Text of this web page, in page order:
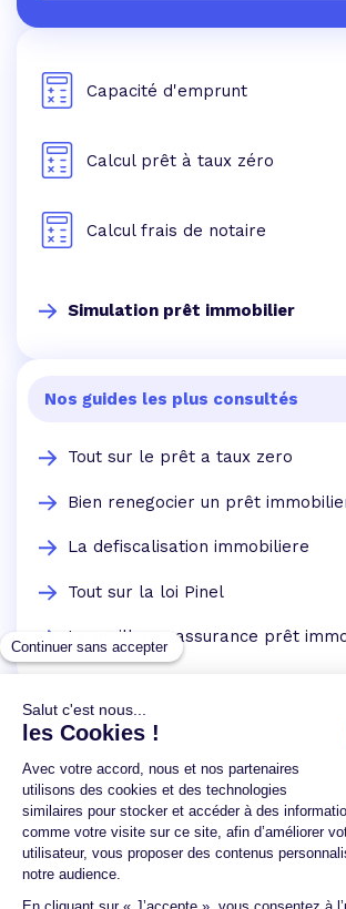
Capacité d'emprunt
Calcul prêt à taux zéro
Calcul frais de notaire
Simulation prêt immobilier
Nos guides les plus consultés
Tout sur le prêt a taux zero
Bien renegocier un prêt
La defiscalisation immobiliere
Tout sur la loi Pinel
La meilleure assurance prêt
Un crédit vous engage et doit être
Vérifiez vos capacités de
vous engager.